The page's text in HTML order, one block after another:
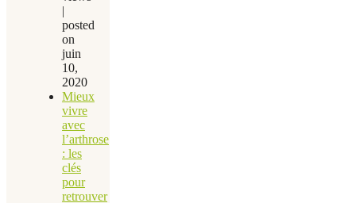
|
posted
on
juin
10,
2020
Mieux
vivre
avec
l’arthrose
: les
clés
pour
retrouver